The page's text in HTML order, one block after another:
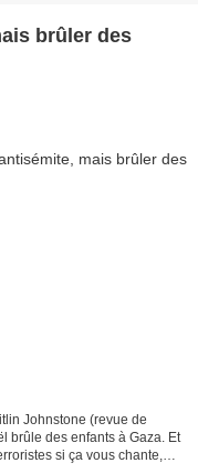
brûler des
Johnstone (revue de
brûle des enfants à Gaza. Et
si ça vous chante,